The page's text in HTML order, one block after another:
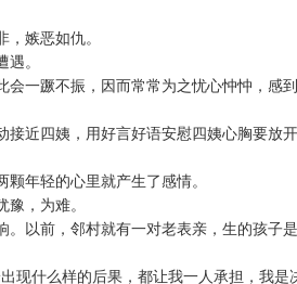
嫉恶如仇。
。
一蹶不振，因而常常为之忧心忡忡，感到
接近四姨，用好言好语安慰四姨心胸要放开
年轻的心里就产生了感情。
，为难。
。以前，邻村就有一对老表亲，生的孩子是
现什么样的后果，都让我一人承担，我是